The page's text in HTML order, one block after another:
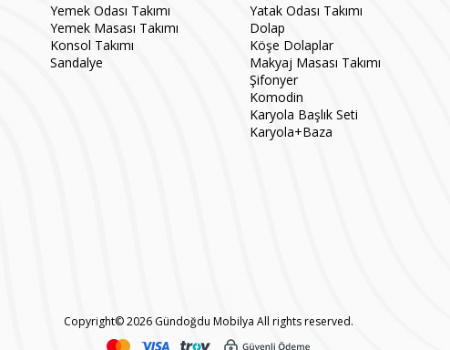
Yemek Odası Takımı
Yemek Masası Takımı
Konsol Takımı
Sandalye
Yatak Odası Takımı
Dolap
Köşe Dolaplar
Makyaj Masası Takımı
Şifonyer
Komodin
Karyola Başlık Seti
Karyola+Baza
Copyright© 2026 Gündoğdu Mobilya All rights reserved.